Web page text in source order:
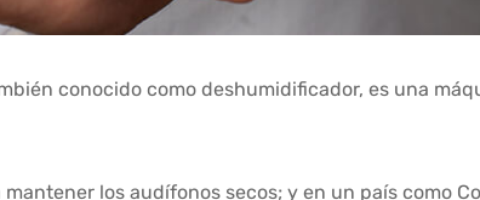
conocido como deshumidificador, es una
los audífonos secos; y en un país como